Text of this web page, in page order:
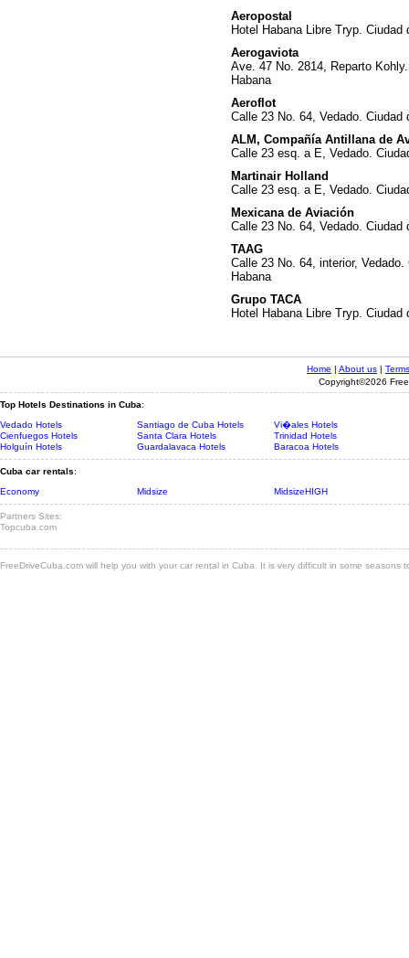
Aeropostal
Hotel Habana Libre Tryp. Ciudad
Aerogaviota
Ave. 47 No. 2814, Reparto
Habana
Aeroflot
Calle 23 No. 64, Vedado. Ciudad
ALM, Compañía Antillana de
Calle 23 esq. a E, Vedado.
Martinair Holland
Calle 23 esq. a E, Vedado.
Mexicana de Aviación
Calle 23 No. 64, Vedado. Ciudad
TAAG
Calle 23 No. 64, interior, Vedado.
Habana
Grupo TACA
Hotel Habana Libre Tryp. Ciudad
Home | About us |
Copyright©2026
Top Hotels Destinations in Cuba:
Vedado Hotels
Santiago de Cuba Hotels
Vi�ales Hotels
Cienfuegos Hotels
Santa Clara Hotels
Trinidad Hotels
Holguín Hotels
Guardalavaca Hotels Baracoa Hotels
Cuba car rentals:
Economy
Midsize MidsizeHIGH
Partners Sites:
Topcuba.com
FreeDriveCuba.com will help you with your car rental in Cuba. It is very difficult in some